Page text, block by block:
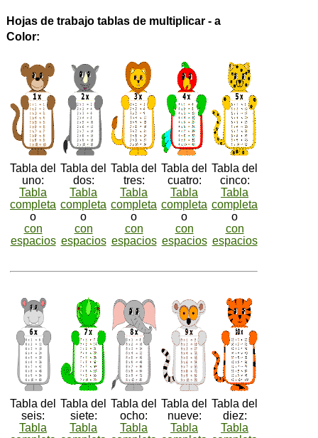
Hojas de trabajo tablas de multiplicar - a
Color:
Tabla del
uno:
Tabla
completa
o
con
espacios
Tabla del
dos:
Tabla
completa
o
con
espacios
Tabla del
tres:
Tabla
completa
o
con
espacios
Tabla del
cuatro:
Tabla
completa
o
con
espacios
Tabla del
cinco:
Tabla
completa
o
con
espacios
Tabla del
seis:
Tabla
Tabla del
siete:
Tabla
Tabla del
ocho:
Tabla
Tabla del
nueve:
Tabla
Tabla del
diez:
Tabla